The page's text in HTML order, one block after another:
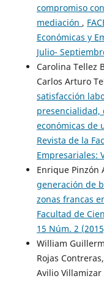
compromiso
mediación ,
Económicas y
Julio-
Carolina Tellez
Carlos Arturo
satisfacción
presencialidad,
económicas de
Revista de la
Empresariales:
Enrique Pinzón
generación de
zonas francas
Facultad de
15 Núm. 2
William
Rojas
Avilio Villamizar